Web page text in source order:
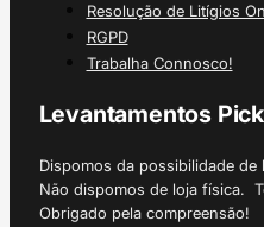
Resolução de Litígios
RGPD
Trabalha Connosco!
Levantamentos
Dispomos da possibilidade
Não dispomos de loja física.
Obrigado pela compreensão!